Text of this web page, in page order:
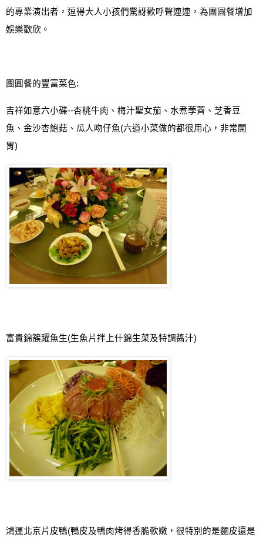
的專業演出者，逗得大人小孩們驚訝歡呼聲連連，為團圓餐增加
娛樂歡欣。
團圓餐的豐富菜色:
吉祥如意六小碟--杏桃牛肉、梅汁聖女茄 、 水煮荸薺 、 芝香豆
魚 、 金沙杏鮑菇 、 瓜人吻仔魚(六道小菜做的都很用心，非常開
胃)
富貴錦簇躍魚生(生魚片拌上什錦生菜及特調醬汁)
鴻運北京片皮鴨(鴨皮及鴨肉烤得香脆軟嫩，很特別的是麵皮還是